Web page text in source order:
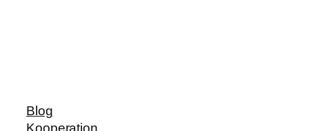
Blog
Kooperation